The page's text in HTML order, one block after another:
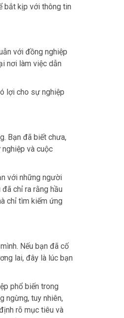
bắt kịp với thông tin
với đồng nghiệp
nơi làm việc dẫn
lợi cho sự nghiệp
Bạn đã biết chưa,
và cuộc
với những người
chỉ ra rằng hầu
chỉ tìm kiếm ứng
Nếu bạn đã cố
lai, đây là lúc bạn
phổ biến trong
ngừng, tuy nhiên,
rõ mục tiêu và